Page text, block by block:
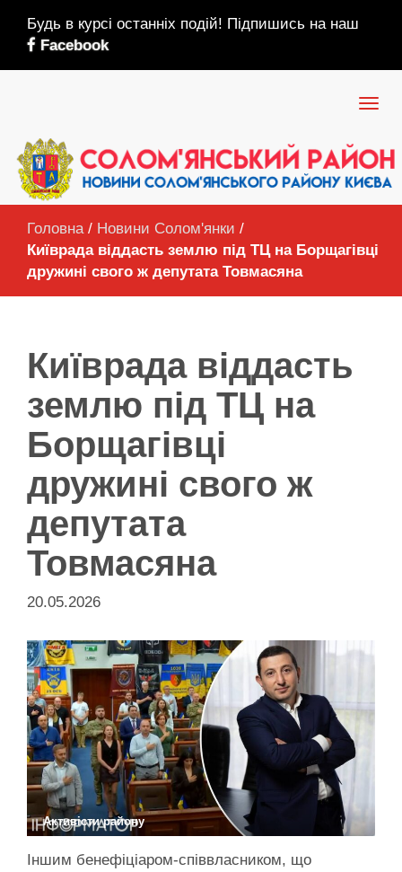
Будь в курсі останніх подій! Підпишись на наш
Facebook
Головна / Новини Солом'янки /
Київрада віддасть землю під ТЦ на Борщагівці
дружині свого ж депутата Товмасяна
Київрада віддасть
землю під ТЦ на
Борщагівці
дружині свого ж
депутата
Товмасяна
20.05.2026
Активісти району
Іншим бенефіціаром-співвласником, що